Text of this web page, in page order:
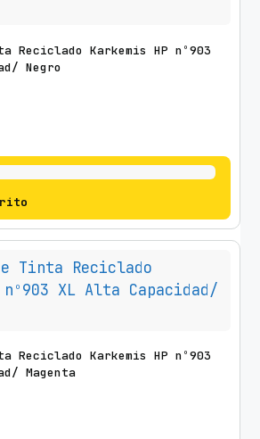
Reciclado Karkemis HP nº903
Negro
Reciclado Karkemis HP nº903
Magenta